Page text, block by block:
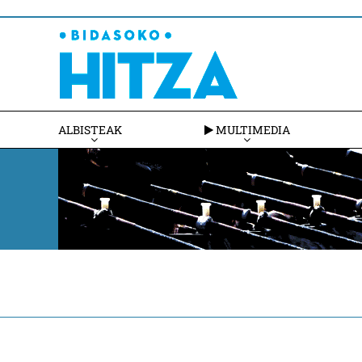
ALBISTEAK MULTIMEDIA